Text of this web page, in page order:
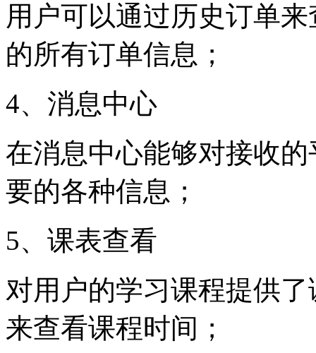
用户可以通过历史订单
的所有订单信息；
4、消息中心
在消息中心能够对接收
要的各种信息；
5、课表查看
对用户的学习课程提供
来查看课程时间；